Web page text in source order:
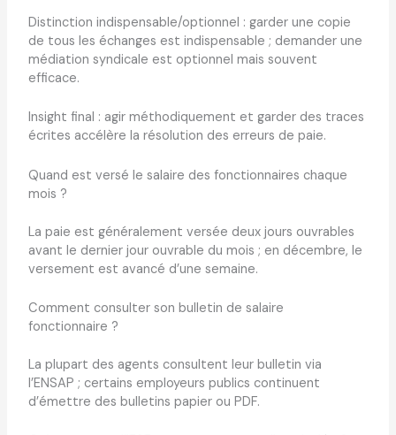
Distinction indispensable/optionnel : garder une copie
de tous les échanges est indispensable ; demander une
médiation syndicale est optionnel mais souvent
efficace.
Insight final : agir méthodiquement et garder des traces
écrites accélère la résolution des erreurs de paie.
Quand est versé le salaire des fonctionnaires chaque
mois ?
La paie est généralement versée deux jours ouvrables
avant le dernier jour ouvrable du mois ; en décembre, le
versement est avancé d’une semaine.
Comment consulter son bulletin de salaire
fonctionnaire ?
La plupart des agents consultent leur bulletin via
l’ENSAP ; certains employeurs publics continuent
d’émettre des bulletins papier ou PDF.